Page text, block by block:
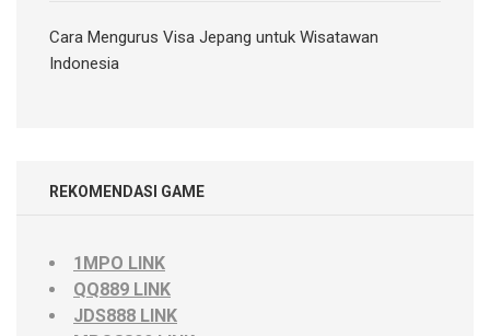
Cara Mengurus Visa Jepang untuk Wisatawan
Indonesia
REKOMENDASI GAME
1MPO LINK
QQ889 LINK
JDS888 LINK